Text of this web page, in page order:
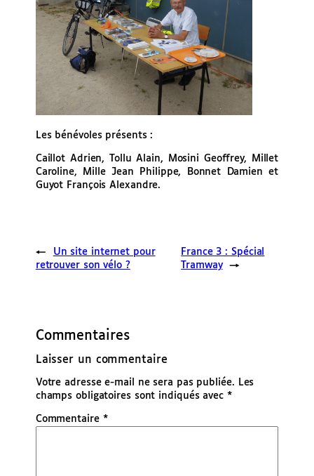
Les bénévoles présents :
Caillot Adrien, Tollu Alain, Mosini Geoffrey, Millet
Caroline, Mille Jean Philippe, Bonnet Damien et
Guyot François Alexandre.
←
Un site internet pour
retrouver son vélo ?
France 3 : Spécial
Tramway
→
Commentaires
Laisser un commentaire
Votre adresse e-mail ne sera pas publiée.
Les
champs obligatoires sont indiqués avec *
Commentaire *